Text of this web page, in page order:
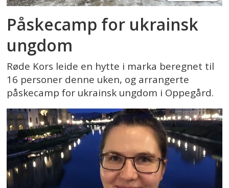
Påskecamp for ukrainsk
ungdom
Røde Kors leide en hytte i marka beregnet til
16 personer denne uken, og arrangerte
påskecamp for ukrainsk ungdom i Oppegård.